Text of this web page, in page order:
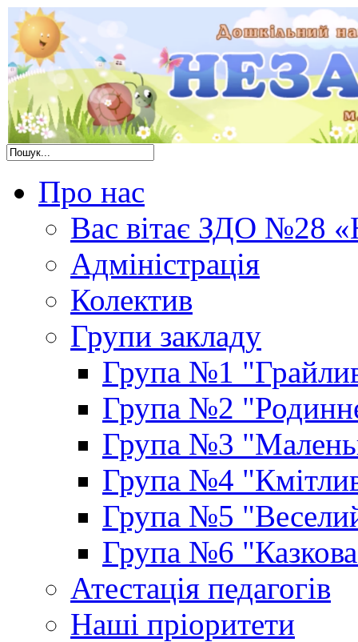
Про нас
Вас вітає ЗДО №28
Адміністрація
Колектив
Групи закладу
Група №1
Група №2
Група №3
Група №4
Група №5
Група №6
Атестація педагогів
Наші пріоритети